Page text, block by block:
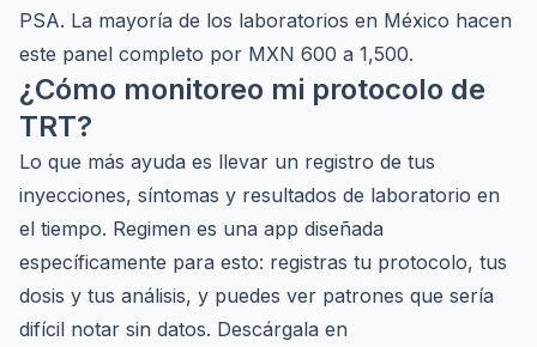
PSA. La mayoría de los laboratorios en México hacen
este panel completo por MXN 600 a 1,500.
¿Cómo monitoreo mi protocolo de
TRT?
Lo que más ayuda es llevar un registro de tus
inyecciones, síntomas y resultados de laboratorio en
el tiempo. Regimen es una app diseñada
específicamente para esto: registras tu protocolo, tus
dosis y tus análisis, y puedes ver patrones que sería
difícil notar sin datos. Descárgala en